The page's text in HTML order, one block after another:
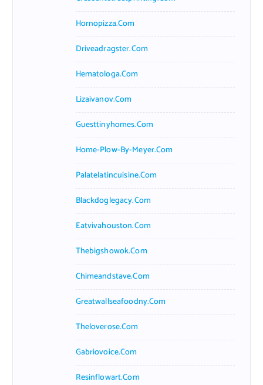
Hornopizza.com
Driveadragster.com
Hematologa.com
Lizaivanov.com
Guesttinyhomes.com
Home-Plow-By-Meyer.com
Palatelatincuisine.com
Blackdoglegacy.com
Eatvivahouston.com
Thebigshowok.com
Chimeandstave.com
Greatwallseafoodny.com
Theloverose.com
Gabriovoice.com
Resinflowart.com